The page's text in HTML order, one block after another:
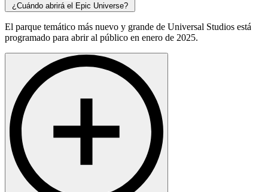
¿Cuándo abrirá el Epic Universe?
El parque temático más nuevo y grande de Universal Studios está
programado para abrir al público en enero de 2025.